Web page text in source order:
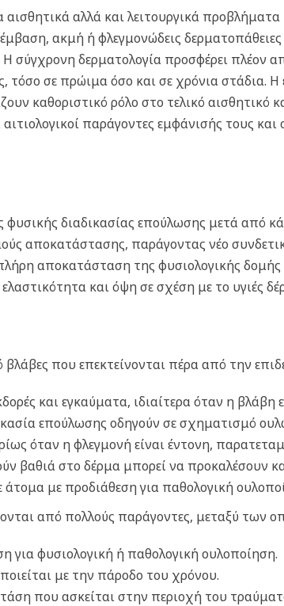
αλλά και λειτουργικά
ακμή ή φλεγμονώδεις
δερματολογία προσφέρει πλέον
σε πρώιμα όσο και σε χρόνια στάδια.
καθοριστικό ρόλο στο τελικό αισθητικό
παράγοντες εμφάνισής τους
φυσικής διαδικασίας επούλωσης μετά από
αποκατάστασης, παράγοντας νέο
αποκατάσταση της φυσιολογικής
και όψη σε σχέση με το υγιές
που επεκτείνονται πέρα από την
και εγκαύματα, ιδιαίτερα όταν η βλάβη
επούλωσης οδηγούν σε σχηματισμό
όταν η φλεγμονή είναι έντονη,
βαθιά στο δέρμα μπορεί να
άτομα με προδιάθεση για παθολογική
από πολλούς παράγοντες, μεταξύ των
για φυσιολογική ή παθολογική ουλοποίηση.
με την πάροδο του χρόνου.
που ασκείται στην περιοχή του